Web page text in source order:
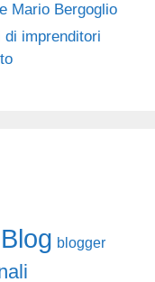
Mario Bergoglio
imprenditori
Blog blogger